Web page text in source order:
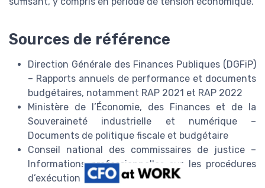
Sources de référence
Direction Générale des Finances Publiques (DGFiP)
– Rapports annuels de performance et documents
budgétaires, notamment RAP 2021 et RAP 2022
Ministère de l’Économie, des Finances et de la
Souveraineté industrielle et numérique –
Documents de politique fiscale et budgétaire
Conseil national des commissaires de justice –
Informations professionnelles sur les procédures
d’exécution